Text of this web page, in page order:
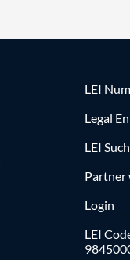
LEI
Legal
LEI
Partner
Login
LEI